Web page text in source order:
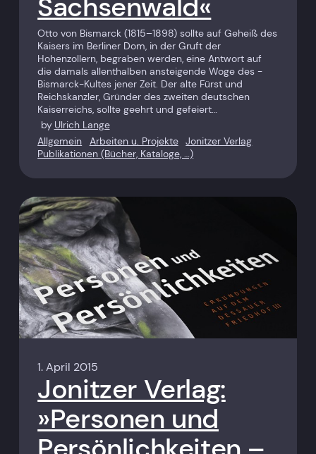
Sachsenwald«
Otto von Bismarck (1815–1898) sollte auf Geheiß des
Kaisers im Berliner Dom, in der Gruft der
Hohenzollern, begraben werden, eine Antwort auf
die damals allenthalben ansteigende Woge des ­
Bismarck-Kultes jener Zeit. Der alte Fürst und
Reichskanzler, ­Gründer des zweiten deutschen
Kaiserreichs, sollte geehrt und gefeiert…
by Ulrich Lange
Allgemein
Arbeiten u. Projekte Jonitzer Verlag
Publikationen (Bücher, Kataloge, …)
1. April 2015
Jonitzer Verlag:
»Personen und